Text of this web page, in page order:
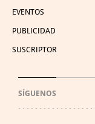
EVENTOS
PUBLICIDAD
SUSCRIPTOR
SÍGUENOS